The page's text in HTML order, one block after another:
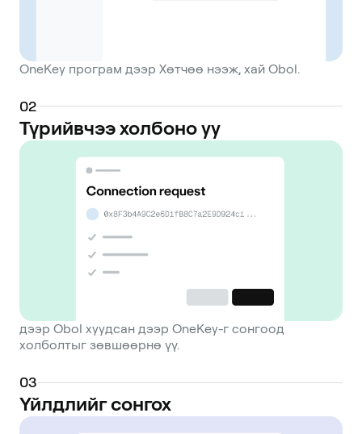
OneKey програм дээр Хөтчөө нээж, хай Obol.
02
Түрийвчээ холбоно уу
дээр Obol хуудсан дээр OneKey-г сонгоод
холболтыг зөвшөөрнө үү.
03
Үйлдлийг сонгох